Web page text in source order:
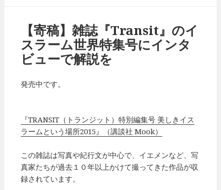
【寄稿】雑誌『Transit』のイ
スラーム世界特集号にインタ
ビューで解説を
発売中です。
『TRANSIT（トランジット）特別編集号 美しきイス
ラームという場所2015』（講談社 Mook）
この雑誌は写真や紀行文が中心で、イエメンなど、写
真家たちが過去１０年以上かけて撮ってきた作品が収
録されています。